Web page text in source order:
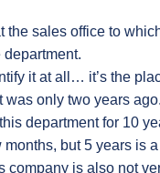
the sales office to
it at all… it’s the
only two years ago.
department for 10
months, but 5 years is
is also not